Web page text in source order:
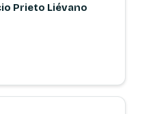
Prieto Liévano